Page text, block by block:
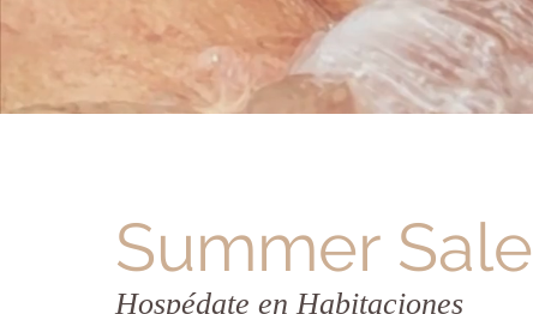
Summer Sale
Hospédate en Habitaciones